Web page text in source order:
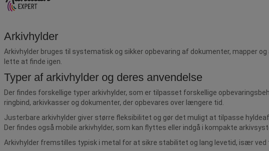
Arkivhylder
Arkivhylder bruges til systematisk og sikker opbevaring af dokumenter, mapper
lette at finde igen.
Typer af arkivhylder og deres anvendelse
Der findes forskellige typer arkivhylder, som er tilpasset forskellige
ringbind, arkivkasser og dokumenter, der opbevares over længere tid.
Justerbare arkivhylder giver større fleksibilitet og gør det muligt at tilpasse
Der findes også mobile arkivhylder, som kan flyttes eller indgå i kompakte
Arkivhylder fremstilles typisk i metal for at sikre stabilitet og lang levetid, især ved